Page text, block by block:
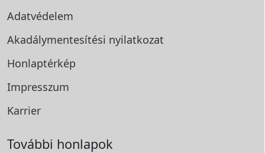
Adatvédelem
Akadálymentesítési nyilatkozat
Honlaptérkép
Impresszum
Karrier
További honlapok